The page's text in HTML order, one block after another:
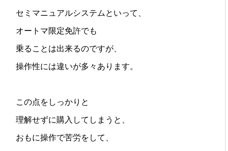
セミマニュアルシステムといって、
オートマ限定免許でも
乗ることは出来るのですが、
操作性には違いが多々あります。
この点をしっかりと
理解せずに購入してしまうと、
おもに操作で苦労をして、